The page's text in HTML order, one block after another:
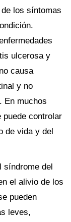
los síntomas
ulcerosa y
causa
y no
En muchos
controlar
de vida y del
síndrome del
el alivio de los
pueden
leves,